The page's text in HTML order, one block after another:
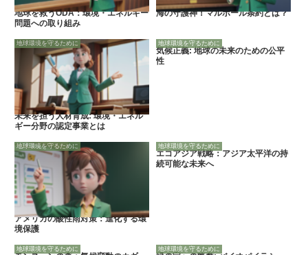
地球を救うODA：環境・エネルギー
問題への取り組み
海の守護神！マルポール条約とは？
地球環境を守るために
未来を担う人材育成: 環境・エネル
ギー分野の認定事業とは
地球環境を守るために
気候正義: 地球の未来のための公平
性
地球環境を守るために
アメリカの酸性雨対策：進化する環
境保護
地球環境を守るために
エコアジア戦略：アジア太平洋の持
続可能な未来へ
地球環境を守るために 地球環境を守るために